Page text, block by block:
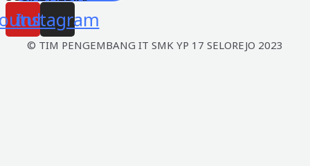
Instagram
© TIM PENGEMBANG IT SMK YP 17 SELOREJO 2023